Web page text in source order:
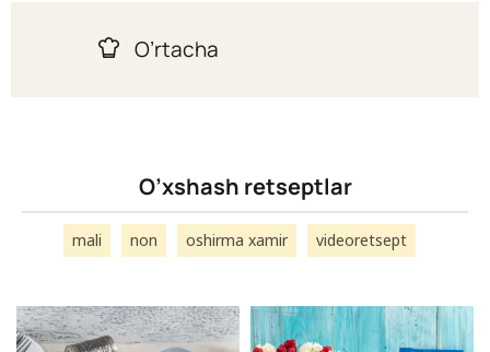
O’rtacha
O’xshash retseptlar
mali non oshirma xamir videoretsept